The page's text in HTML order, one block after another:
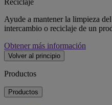
Reciclaje
Ayude a mantener la limpieza
intercambio o reciclaje de un
Obtener más información
Volver al principio
Productos
Productos